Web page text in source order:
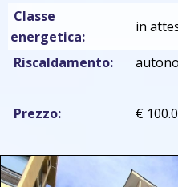
Classe
energetica:
in
Riscaldamento:
Prezzo: €